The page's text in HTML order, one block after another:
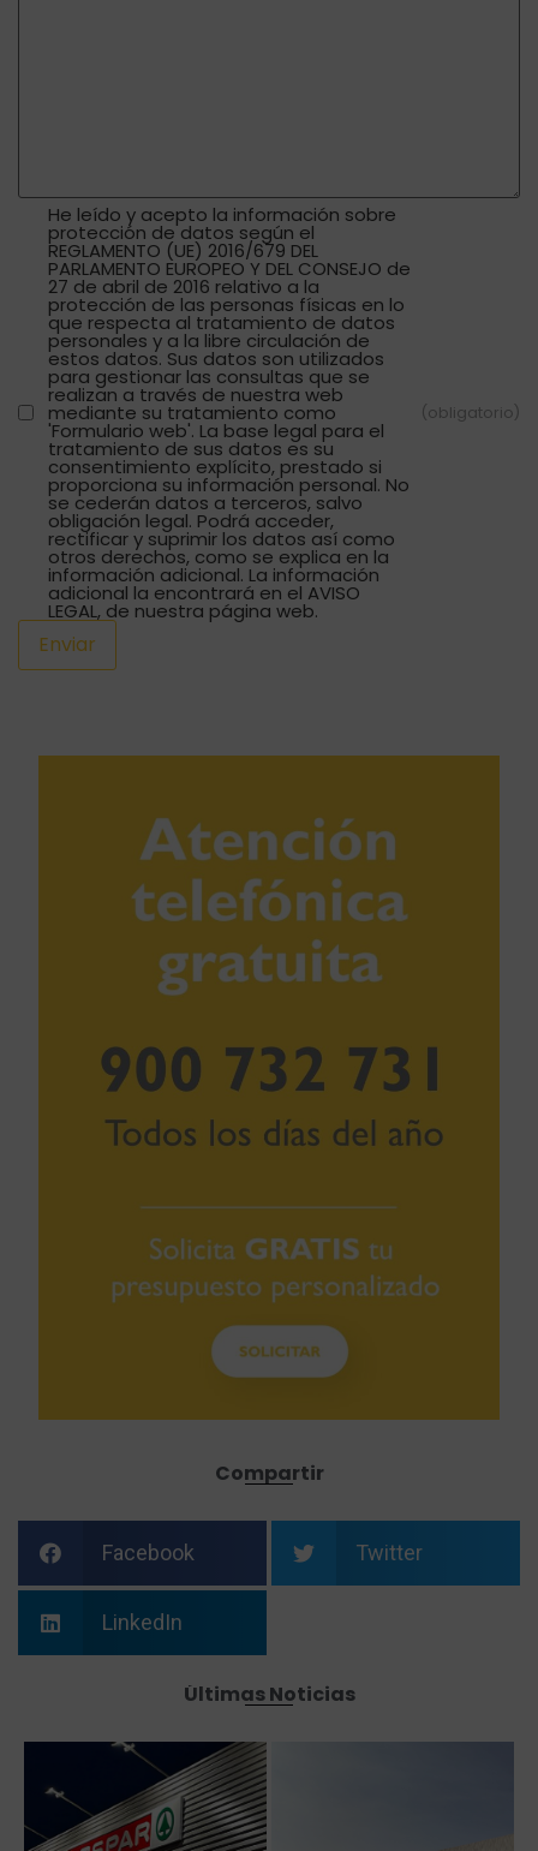
He leído y acepto la información sobre
protección de datos según el
REGLAMENTO (UE) 2016/679 DEL
PARLAMENTO EUROPEO Y DEL CONSEJO de
27 de abril de 2016 relativo a la
protección de las personas físicas en lo
que respecta al tratamiento de datos
personales y a la libre circulación de
estos datos. Sus datos son utilizados
para gestionar las consultas que se
realizan a través de nuestra web
mediante su tratamiento como
'Formulario web'. La base legal para el
tratamiento de sus datos es su
consentimiento explícito, prestado si
proporciona su información personal. No
se cederán datos a terceros, salvo
obligación legal. Podrá acceder,
rectificar y suprimir los datos así como
otros derechos, como se explica en la
información adicional. La información
adicional la encontrará en el AVISO
LEGAL, de nuestra página web.
(obligatorio)
Enviar
Compartir
Facebook Twitter
LinkedIn
Últimas Noticias